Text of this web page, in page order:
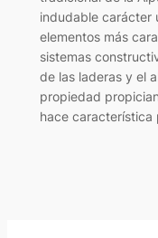
indudable carácter
elementos más
sistemas
de las laderas y el
propiedad
hace